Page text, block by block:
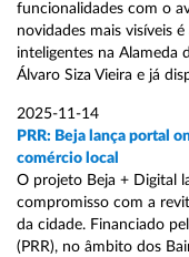
funcionalidades com o
novidades mais visíveis
inteligentes na Alameda
Álvaro Siza Vieira e já
2025-11-14
PRR: Beja lança portal
comércio local
O projeto Beja + Digital
compromisso com a
da cidade. Financiado
(PRR), no âmbito dos